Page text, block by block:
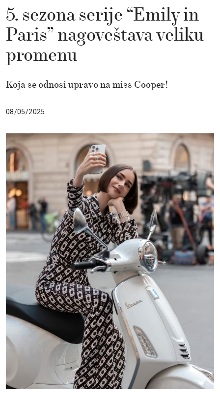
5. sezona serije “Emily in
Paris” nagoveštava veliku
promenu
Koja se odnosi upravo na miss Cooper!
08/05/2025